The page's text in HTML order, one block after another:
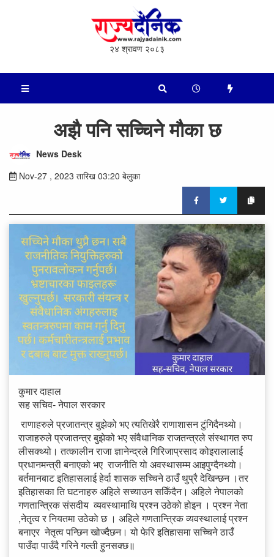
२४ श्रावण २०८३
अझै पनि सच्चिने मौका छ
News Desk
Nov-27 , 2023 तारिख 03:20 बेलुका
कुमार दाहाल
स​ह स​चिव- नेपाल स​रकार
राणाहरुले प्रजातन्त्र बुझेको भए त्यतिखेरै राणाशासन टुंगिदैनथ्याे।
राजाहरुले प्रजातन्त्र बुझेको भए संवैधानिक राजतन्त्रले संस्थागत रुप
लीसक्थ्यो। तत्कालीन राजा ज्ञानेन्द्रले गिरिजाप्रसाद कोइरालालाई
प्रधानमन्त्री बनाएको भए राजनीति याे अवस्थासम्म आइपुग्दैनथ्याे।
बर्तमानबाट इतिहासलाई हेर्दा शासक सच्चिने ठाउँ थुप्रै देखिन्छन ।तर
इतिहासका ति घटनाहरु अहिले सच्याउन सकिँदैन। अहिले नेपालको
गणतान्त्रिक संसदीय व्यवस्थामाथि प्रश्न उठेको होइन । प्रश्न नेता
,नेतृत्व र नियतमा उठेकाे छ । अहिले गणतान्त्रिक व्यवस्थालाई प्रश्न
बनाएर नेतृत्व पन्छिन खोज्दैछन। यो फेरि इतिहासमा सच्चिने ठाउँ
पाउँदा पाउँदै गरिने गल्ती हुनसक्छ॥